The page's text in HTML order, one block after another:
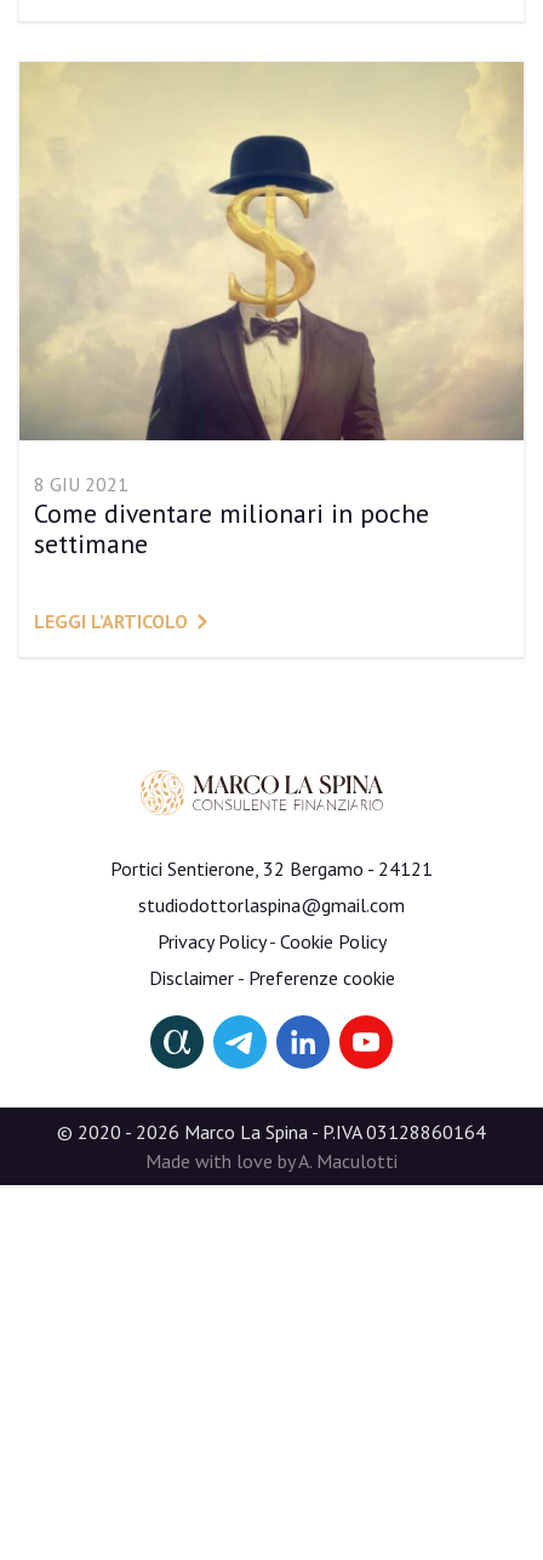
8 GIU 2021
Come diventare milionari in poche
settimane
LEGGI L’ARTICOLO
Portici Sentierone, 32 Bergamo - 24121
studiodottorlaspina@gmail.com
Privacy Policy- Cookie Policy
Disclaimer- Preferenze cookie
© 2020 - 2026 Marco La Spina - P.IVA 03128860164
Made with love by A. Maculotti